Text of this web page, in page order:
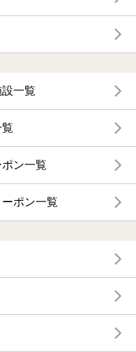
一覧
ン一覧
ポン一覧